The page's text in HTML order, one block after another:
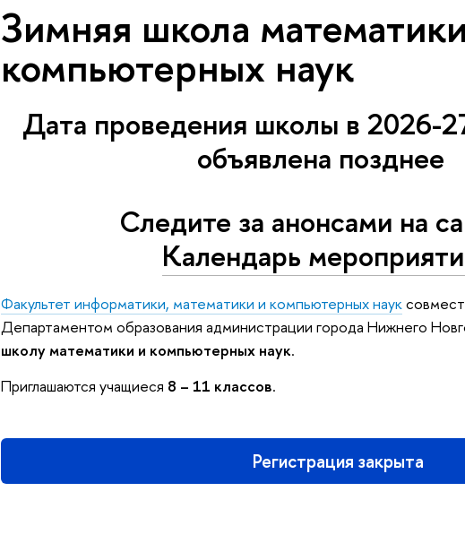
Зимняя школа
компьютерных наук
Дата проведения школы в 2026-
объявлена позднее
Следите за анонсами на
Календарь
Факультет информатики, математики и компьютерных наук
Департаментом образования администрации города Нижнего
школу математики и компьютерных наук.
Приглашаются учащиеся 8 – 11 классо.
Регистрация закрыта